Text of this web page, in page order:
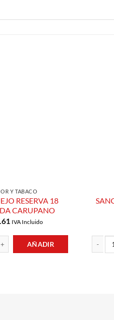
Y TABACO
RESERVA 18
CARUPANO
IVA Incluido
AÑADIR